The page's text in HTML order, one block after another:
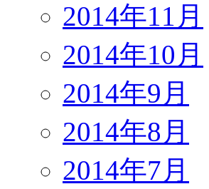
2014年11月
2014年10月
2014年9月
2014年8月
2014年7月